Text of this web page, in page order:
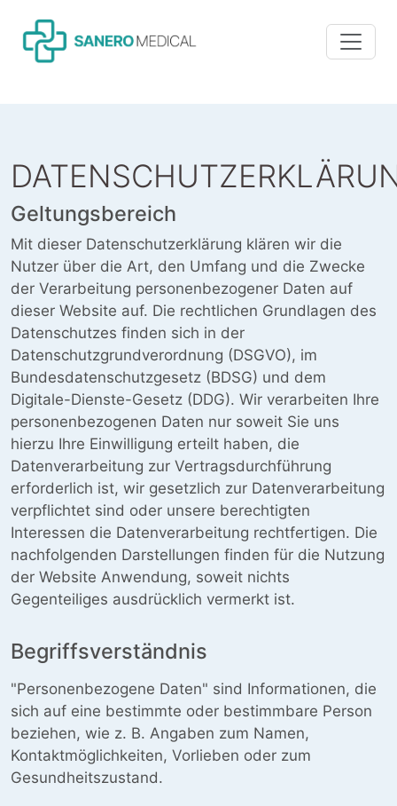
Geltungsbereich
Mit dieser Datenschutzerklärung klären wir die
Nutzer über die Art, den Umfang und die Zwecke
der Verarbeitung personenbezogener Daten auf
dieser Website auf. Die rechtlichen Grundlagen des
Datenschutzes finden sich in der
Datenschutzgrundverordnung (DSGVO), im
Bundesdatenschutzgesetz (BDSG) und dem
Digitale-Dienste-Gesetz (DDG). Wir verarbeiten Ihre
personenbezogenen Daten nur soweit Sie uns
hierzu Ihre Einwilligung erteilt haben, die
Datenverarbeitung zur Vertragsdurchführung
erforderlich ist, wir gesetzlich zur Datenverarbeitung
verpflichtet sind oder unsere berechtigten
Interessen die Datenverarbeitung rechtfertigen. Die
nachfolgenden Darstellungen finden für die Nutzung
der Website Anwendung, soweit nichts
Gegenteiliges ausdrücklich vermerkt ist.
Begriffsverständnis
"Personenbezogene Daten" sind Informationen, die
sich auf eine bestimmte oder bestimmbare Person
beziehen, wie z. B. Angaben zum Namen,
Kontaktmöglichkeiten, Vorlieben oder zum
Gesundheitszustand.